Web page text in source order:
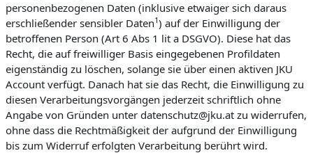
personenbezogenen Daten (inklusive etwaiger sich daraus
erschließender sensibler Daten1) auf der Einwilligung der
betroffenen Person (Art 6 Abs 1 lit a DSGVO). Diese hat das
Recht, die auf freiwilliger Basis eingegebenen Profildaten
eigenständig zu löschen, solange sie über einen aktiven JKU
Account verfügt. Danach hat sie das Recht, die Einwilligung zu
diesen Verarbeitungsvorgängen jederzeit schriftlich ohne
Angabe von Gründen unter datenschutz@jku.at zu widerrufen,
ohne dass die Rechtmäßigkeit der aufgrund der Einwilligung
bis zum Widerruf erfolgten Verarbeitung berührt wird.